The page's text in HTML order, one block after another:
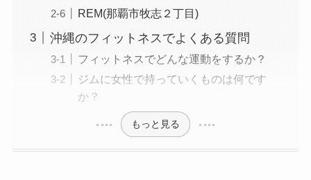
REM(那覇市牧志２丁目)
沖縄のフィットネスでよくある質問
フィットネスでどんな運動をするか？
ジムに女性で持っていくものは何です
か？
もっと見る